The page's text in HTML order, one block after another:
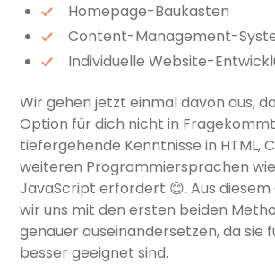
Homepage-Baukasten
Content-Management-
Individuelle Website-
Wir gehen jetzt einmal davon aus,
Option für dich nicht in
tiefergehende Kenntnisse in HTML,
weiteren Programmiersprachen
JavaScript erfordert 😊. Aus
wir uns mit den ersten beiden
genauer auseinandersetzen, da sie
besser geeignet sind.